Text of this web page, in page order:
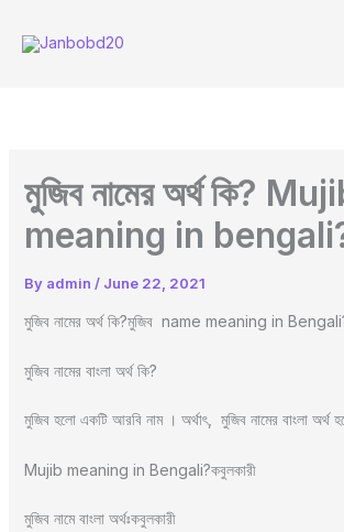
মুজিব নামের অর্থ কি?
meaning in
By admin / June 22, 2021
মুজিব নামের অর্থ কি?মুজিব name meaning in
মুজিব নামের বাংলা অর্থ কি?
মুজিব হলো একটি আরবি নাম । অর্থাৎ, মুজিব নামের বাংলা অর্থ
Mujib meaning in Bengali?কবুলকারী
মুজিব নামে বাংলা অর্থঃকবুলকারী